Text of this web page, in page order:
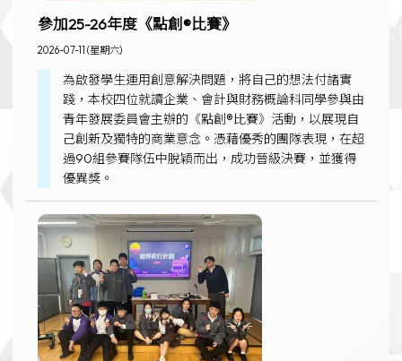
參加25-26年度《點創®比賽》
2026-07-11 (星期六)
為啟發學生運用創意解決問題，將自己的想法付諸實
踐，本校四位就讀企業、會計與財務概論科同學參與由
青年發展委員會主辦的《點創®比賽》活動，以展現自
己創新及獨特的商業意念。憑藉優秀的團隊表現，在超
過90組參賽隊伍中脫穎而出，成功晉級決賽，並獲得
優異獎。